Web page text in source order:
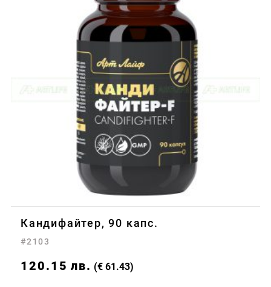
Кандифайтер, 90 капс.
#2103
120.15 лв. (€ 61.43)